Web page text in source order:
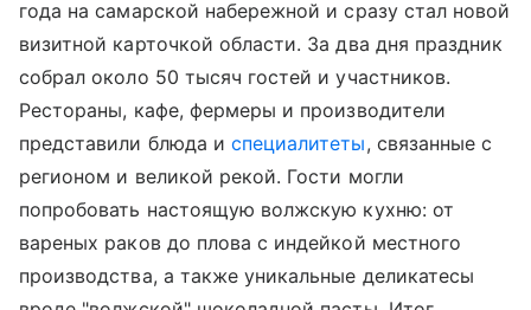
года на самарской набережной и сразу стал новой
визитной карточкой области. За два дня праздник
собрал около 50 тысяч гостей и участников.
Рестораны, кафе, фермеры и производители
представили блюда и специалитеты, связанные с
регионом и великой рекой. Гости могли
попробовать настоящую волжскую кухню: от
вареных раков до плова с индейкой местного
производства, а также уникальные деликатесы